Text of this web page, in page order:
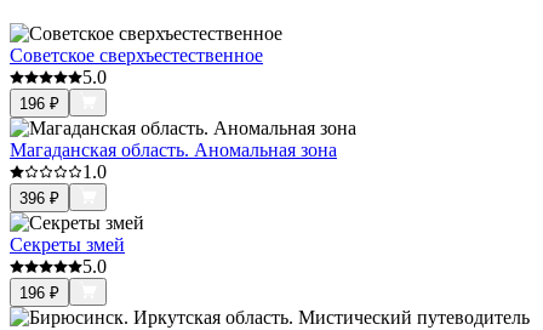
Советское сверхъестественное
5.0
196 ₽
Магаданская область. Аномальная зона
1.0
396 ₽
Секреты змей
5.0
196 ₽